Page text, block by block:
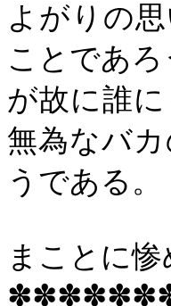
よがりの
ことであろ
が故に誰
無為なバ
うである。
まことに